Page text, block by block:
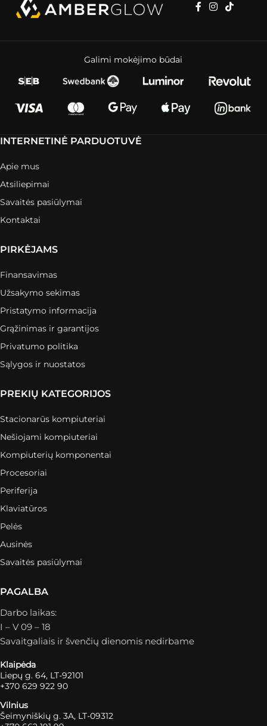
Galimi mokėjimo būdai
INTERNETINĖ PARDUOTUVĖ
Apie mus
Atsiliepimai
Savaitės pasiūlymai
Kontaktai
PIRKĖJAMS
Finansavimas
Užsakymo sekimas
Pristatymo informacija
Grąžinimas ir garantijos
Privatumo politika
Sąlygos ir nuostatos
PREKIŲ KATEGORIJOS
Stacionarūs kompiuteriai
Nešiojami kompiuteriai
Kompiuterių komponentai
Procesoriai
Periferija
Klaviatūros
Pelės
Ausinės
Savaitės pasiūlymai
PAGALBA
Darbo laikas:
I – V 09 – 18
Savaitgaliais ir švenčių dienomis nedirbame
Klaipėda
Liepų g. 64, LT-92101
+370 629 922 90
Vilnius
Šeimyniškių g. 3A, LT-09312